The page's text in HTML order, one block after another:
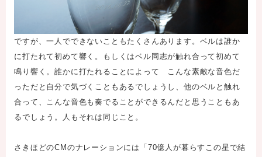
ですが、一人でできないこともたくさんあります。ベルは誰か
に打たれて初めて響く。もしくはベル同志が触れ合って初めて
鳴り響く。誰かに打たれることによって こんな素敵な音色だ
っただと自分で気づくこともあるでしょうし、他のベルと触れ
合って、こんな音色も奏でることができるんだと思うこともあ
るでしょう。人もそれは同じこと。
さきほどのCMのナレーションには「70億人が暮らすこの星で結